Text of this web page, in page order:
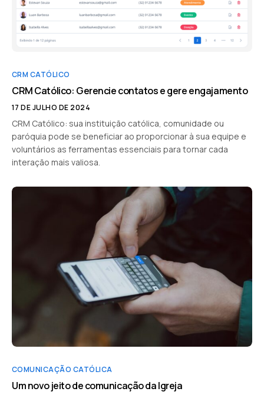
CRM CATÓLICO
CRM Católico: Gerencie contatos e gere engajamento
17 DE JULHO DE 2024
CRM Católico: sua instituição católica, comunidade ou
paróquia pode se beneficiar ao proporcionar à sua equipe e
voluntários as ferramentas essenciais para tornar cada
interação mais valiosa.
COMUNICAÇÃO CATÓLICA
Um novo jeito de comunicação da Igreja